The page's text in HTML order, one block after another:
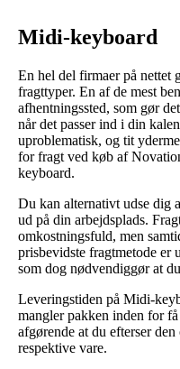
Midi-keyboard
En hel del firmaer på nettet
fragttyper. En af de mest
afhentningssted, som gør
når det passer ind i din
uproblematisk, og tit
for fragt ved køb af
keyboard.
Du kan alternativt udse dig
ud på din arbejdsplads.
omkostningsfuld, men
prisbevidste fragtmetode er
som dog nødvendiggør at
Leveringstiden på Midi-
mangler pakken inden for
afgørende at du efterser
respektive vare.